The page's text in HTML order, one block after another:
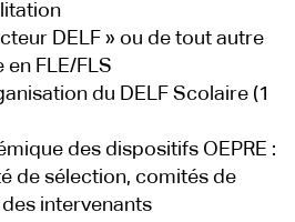
DELF » ou de tout autre
FLE/FLS
du DELF Scolaire (1
des dispositifs OEPRE :
de sélection, comités de
intervenants